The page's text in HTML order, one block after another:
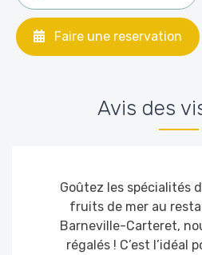
Faire une reservation
Avis des
Goûtez les spécialités
fruits de mer au
Barneville-Carteret,
régalés ! C’est l’idéal